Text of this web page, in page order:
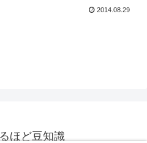
2014.08.29
ほど豆知識